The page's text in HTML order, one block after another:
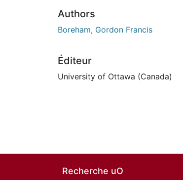
Authors
Boreham, Gordon Francis
Éditeur
University of Ottawa (Canada)
Recherche uO